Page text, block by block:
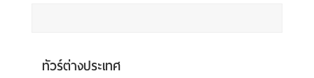
ทัวร์ต่างประเทศ